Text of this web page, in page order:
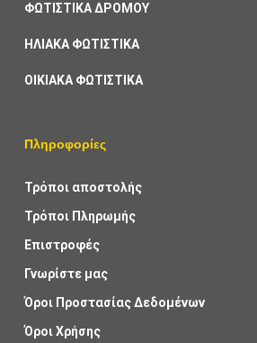
ΦΩΤΙΣΤΙΚΑ ΔΡΟΜΟΥ
ΗΛΙΑΚΑ ΦΩΤΙΣΤΙΚΑ
ΟΙΚΙΑΚΑ ΦΩΤΙΣΤΙΚΑ
Πληροφορίες
Τρόποι αποστολής
Τρόποι Πληρωμής
Επιστροφές
Γνωρίστε μας
Όροι Προστασίας Δεδομένων
Όροι Χρήσης